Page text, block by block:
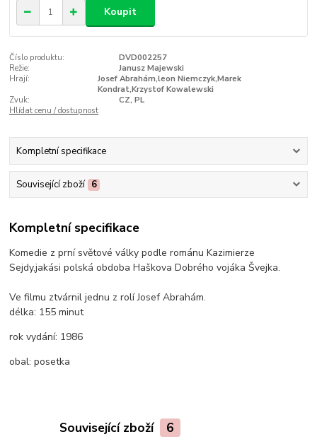
Koupit
Číslo produktu:
DVD002257
Režie:
Janusz Majewski
Hrají:
Josef Abrahám,leon Niemczyk,Marek
Kondrat,Krzystof Kowalewski
Zvuk:
CZ, PL
Hlídat cenu / dostupnost
Kompletní specifikace
Související zboží 6
Kompletní specifikace
Komedie z prní světové války podle románu Kazimierze
Sejdy,jakási polská obdoba Haškova Dobrého vojáka Švejka.
Ve filmu ztvárnil jednu z rolí Josef Abrahám.
délka: 155 minut
rok vydání: 1986
obal: posetka
Související zboží 6